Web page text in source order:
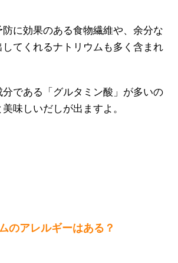
防に効果のある食物繊維や、余分な
てくれるナトリウムも多く含まれ
分である「グルタミン酸」が多いの
味しいだしが出ますよ。
のアレルギーはある？